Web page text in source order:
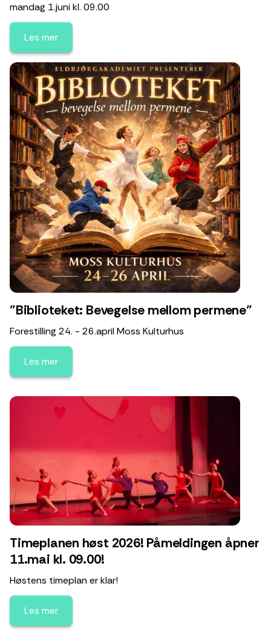
mandag 1.juni kl. 09.00
Les mer
"Biblioteket: Bevegelse mellom permene"
Forestilling 24. - 26.april Moss Kulturhus
Les mer
Timeplanen høst 2026! Påmeldingen åpner
11.mai kl. 09.00!
Høstens timeplan er klar!
Les mer